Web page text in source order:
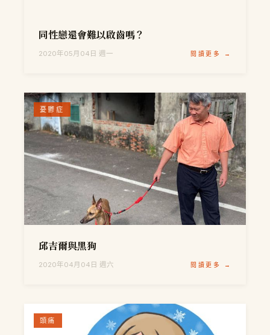
同性戀還會難以啟齒嗎？
2020年05月04日 週一 閱讀更多 →
憂鬱症
邱吉爾與黑狗
2020年04月04日 週六 閱讀更多 →
頭痛